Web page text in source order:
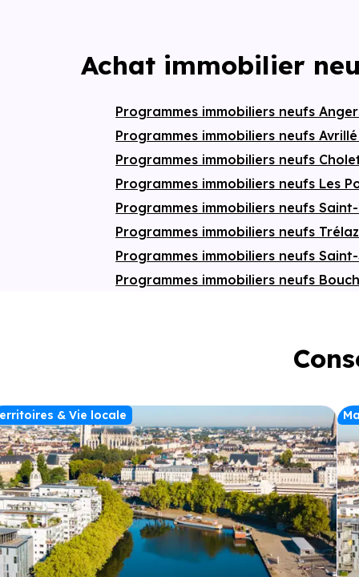
Achat immobilier
Programmes immobiliers neufs
Programmes immobiliers neufs Avrillé
Programmes immobiliers neufs
Programmes immobiliers neufs Les
Programmes immobiliers neufs
Programmes immobiliers neufs
Programmes immobiliers neufs
Programmes immobiliers neufs
& Vie locale